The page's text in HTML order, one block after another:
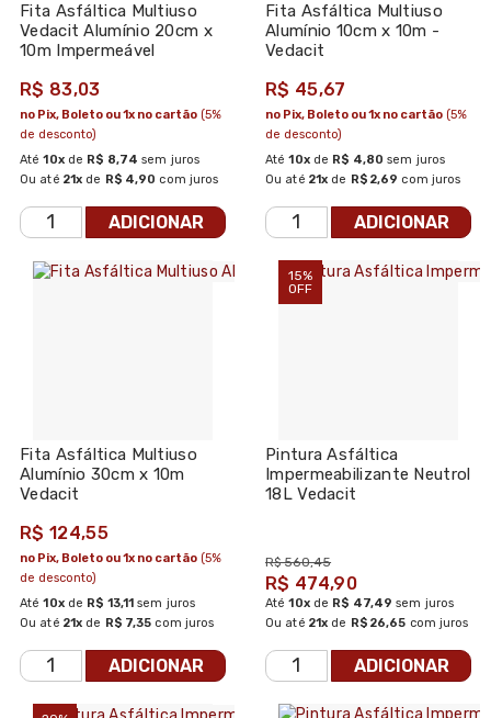
Fita Asfáltica Multiuso
Vedacit Alumínio 20cm x
10m Impermeável
R$ 83,03
Até10xde R$ 8,74 sem juros
Ou até 21x de R$ 4,90 com juros
no Pix, Boleto ou 1x no cartão (5%
de desconto)
ADICIONAR
Fita Asfáltica Multiuso
Alumínio 10cm x 10m -
Vedacit
R$ 45,67
Até10xde R$ 4,80 sem juros
Ou até 21x de R$ 2,69 com juros
no Pix, Boleto ou 1x no cartão (5%
de desconto)
ADICIONAR
Fita Asfáltica Multiuso
Alumínio 30cm x 10m
Vedacit
R$ 124,55
Até10xde R$ 13,11 sem juros
Ou até 21x de R$ 7,35 com juros
no Pix, Boleto ou 1x no cartão (5%
de desconto)
ADICIONAR
15%
OFF
Pintura Asfáltica
Impermeabilizante Neutrol
18L Vedacit
R$ 560,45
R$ 474,90
Até10xde R$ 47,49 sem juros
Ou até 21x de R$ 26,65 com juros
ADICIONAR